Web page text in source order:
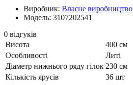
Виробник: Власне виробництво
Модель: 3107202541
0 відгуків
Висота
400 см
Особливості
Литі
Діаметр нижнього ряду гілок 230 см
Кількість ярусів
36 шт